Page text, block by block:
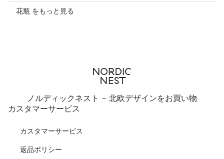
花瓶 をもっと見る
ノルディックネスト - 北欧デザインをお買い物
カスタマーサービス
カスタマーサービス
返品ポリシー